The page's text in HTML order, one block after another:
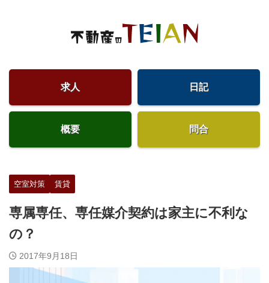
求人 日記
概要 問合
空室対策 賃貸
専属専任、専任媒介契約は家主に不利な
の？
2017年9月18日